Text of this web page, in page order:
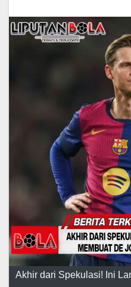
Akhir dari Spekulasi! Ini